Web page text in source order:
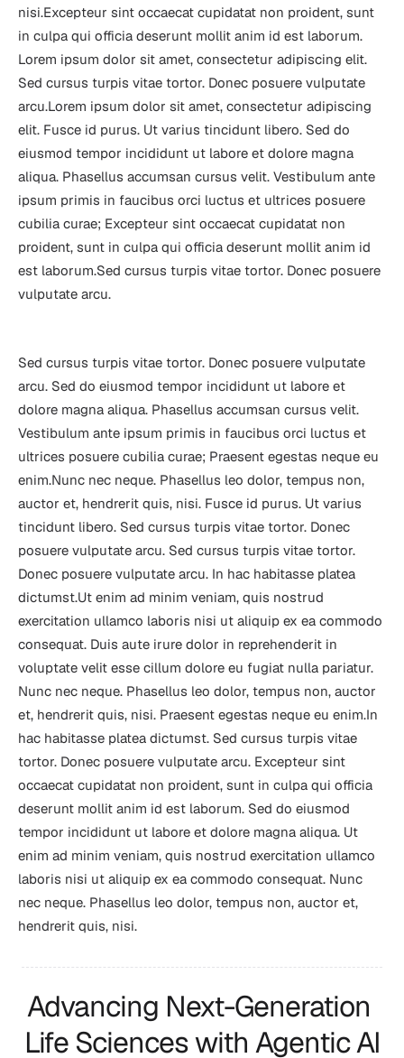
nisi.Excepteur sint occaecat cupidatat non proident, sunt
in culpa qui officia deserunt mollit anim id est laborum.
Lorem ipsum dolor sit amet, consectetur adipiscing elit.
Sed cursus turpis vitae tortor. Donec posuere vulputate
arcu.Lorem ipsum dolor sit amet, consectetur adipiscing
elit. Fusce id purus. Ut varius tincidunt libero. Sed do
eiusmod tempor incididunt ut labore et dolore magna
aliqua. Phasellus accumsan cursus velit. Vestibulum ante
ipsum primis in faucibus orci luctus et ultrices posuere
cubilia curae; Excepteur sint occaecat cupidatat non
proident, sunt in culpa qui officia deserunt mollit anim id
est laborum.Sed cursus turpis vitae tortor. Donec posuere
vulputate arcu.
Sed cursus turpis vitae tortor. Donec posuere vulputate
arcu. Sed do eiusmod tempor incididunt ut labore et
dolore magna aliqua. Phasellus accumsan cursus velit.
Vestibulum ante ipsum primis in faucibus orci luctus et
ultrices posuere cubilia curae; Praesent egestas neque eu
enim.Nunc nec neque. Phasellus leo dolor, tempus non,
auctor et, hendrerit quis, nisi. Fusce id purus. Ut varius
tincidunt libero. Sed cursus turpis vitae tortor. Donec
posuere vulputate arcu. Sed cursus turpis vitae tortor.
Donec posuere vulputate arcu. In hac habitasse platea
dictumst.Ut enim ad minim veniam, quis nostrud
exercitation ullamco laboris nisi ut aliquip ex ea commodo
consequat. Duis aute irure dolor in reprehenderit in
voluptate velit esse cillum dolore eu fugiat nulla pariatur.
Nunc nec neque. Phasellus leo dolor, tempus non, auctor
et, hendrerit quis, nisi. Praesent egestas neque eu enim.In
hac habitasse platea dictumst. Sed cursus turpis vitae
tortor. Donec posuere vulputate arcu. Excepteur sint
occaecat cupidatat non proident, sunt in culpa qui officia
deserunt mollit anim id est laborum. Sed do eiusmod
tempor incididunt ut labore et dolore magna aliqua. Ut
enim ad minim veniam, quis nostrud exercitation ullamco
laboris nisi ut aliquip ex ea commodo consequat. Nunc
nec neque. Phasellus leo dolor, tempus non, auctor et,
hendrerit quis, nisi.
Advancing Next-Generation
Life Sciences with Agentic AI